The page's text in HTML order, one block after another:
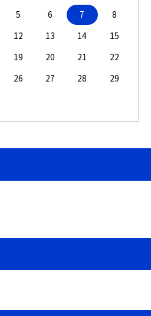
5 6 7
8
12 13 14
15
19 20 21
22
26 27 28
29